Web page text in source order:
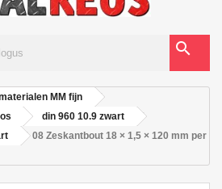
search
MM fijn
din 960 10.9 zwart
08 Zeskantbout 18 × 1,5 × 120 mm per